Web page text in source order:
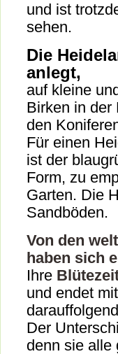
und ist
sehen.
Die
anlegt,
auf kleine
Birken in der
den
Für einen
ist der
Form, zu
Garten. Die
Sandböden.
Von den
haben sich
Ihre
und endet
Der
denn sie alle